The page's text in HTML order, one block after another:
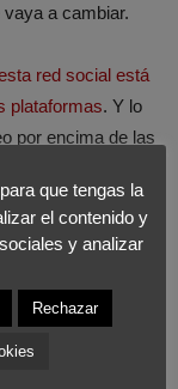
a cambiar.
red social está
plataformas. Y lo
por encima de las
contenidos
de éxitode su
más
público al que cada
que tengas la
el contenido y
y analizar
Rechazar